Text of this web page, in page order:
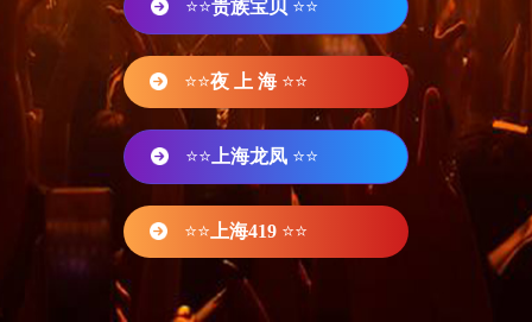
⭐⭐贵族宝贝 ⭐⭐
⭐⭐夜 上 海 ⭐⭐
⭐⭐ 上海龙凤 ⭐⭐
⭐⭐ 上海419 ⭐⭐